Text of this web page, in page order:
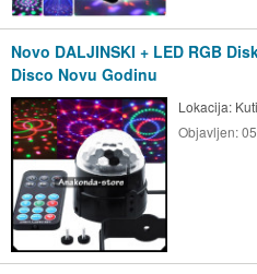
Novo DALJINSKI + LED RGB
Disco Novu Godinu
Lokacija:
Objavljen: